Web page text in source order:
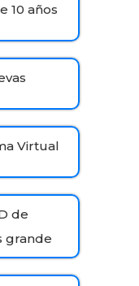
10 años
Virtual
de
grande